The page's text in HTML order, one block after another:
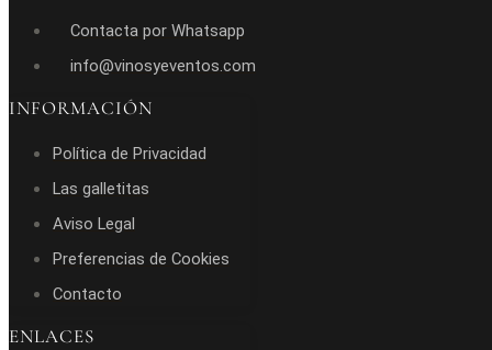
Contacta por Whatsapp
info@vinosyeventos.com
INFORMACIÓN
Política de Privacidad
Las galletitas
Aviso Legal
Preferencias de Cookies
Contacto
ENLACES